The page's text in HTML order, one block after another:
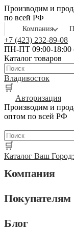
Производим и
по всей РФ
Компания
+7 (423) 232-89-08
ПН-ПТ 09:00-
Каталог товаров
Владивосток
🛒
Авторизация
Производим и
оптом по всей РФ
🛒
Каталог Ваш Город:
Компания
Покупателям
Блог